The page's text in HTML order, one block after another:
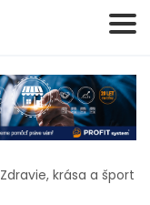
Zdravie, krása a šport